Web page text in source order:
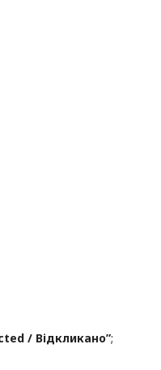
/ Відкликано”;